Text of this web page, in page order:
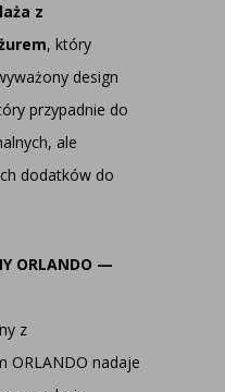
z
, który
design
przypadnie do
ale
dodatków do
ORLANDO —
z
ORLANDO nadaje